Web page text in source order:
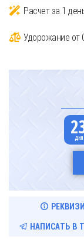
Расчет за 1
Удорожание от
НАПИСАТЬ В